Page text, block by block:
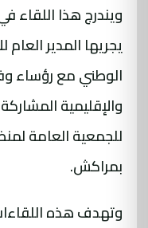
ويندرج هذا اللقاء
يجريها المدير العام
الوطني مع رؤساء
والإقليمية
للجمعية العامة
بمراكش.
وتهدف هذه